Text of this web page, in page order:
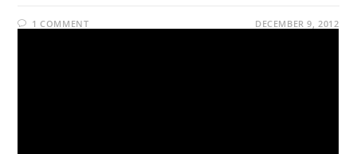
1 COMMENT DECEMBER 9, 2012